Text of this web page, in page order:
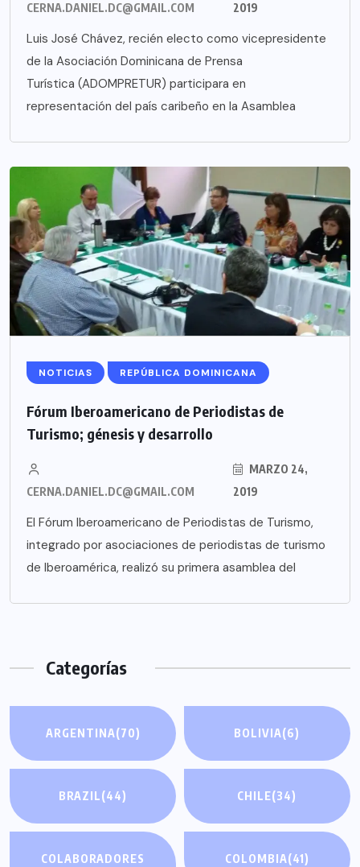
CERNA.DANIEL.DC@GMAIL.COM 2019
Luis José Chávez, recién electo como vicepresidente
de la Asociación Dominicana de Prensa
Turística (ADOMPRETUR) participara en
representación del país caribeño en la Asamblea
NOTICIAS REPÚBLICA DOMINICANA
Fórum Iberoamericano de Periodistas de
Turismo; génesis y desarrollo
CERNA.DANIEL.DC@GMAIL.COM
MARZO 24,
2019
El Fórum Iberoamericano de Periodistas de Turismo,
integrado por asociaciones de periodistas de turismo
de Iberoamérica, realizó su primera asamblea del
Categorías
ARGENTINA(70) BOLIVIA(6)
BRAZIL(44) CHILE(34)
COLABORADORES
COLOMBIA(41)